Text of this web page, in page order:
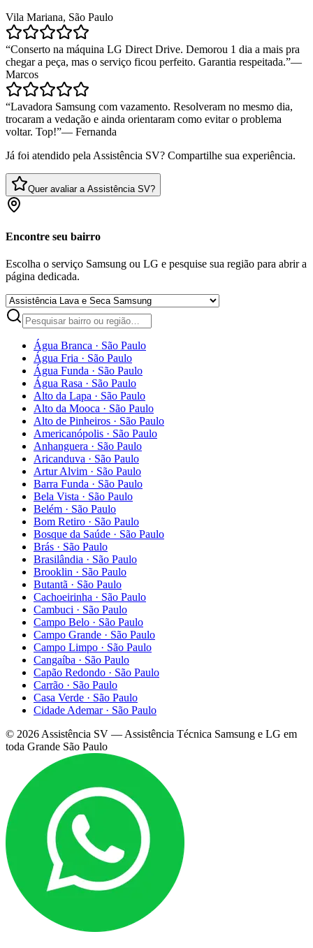
Vila Mariana, São Paulo
“Conserto na máquina LG Direct Drive. Demorou 1 dia a mais pra
chegar a peça, mas o serviço ficou perfeito. Garantia respeitada.”—
Marcos
“Lavadora Samsung com vazamento. Resolveram no mesmo dia,
trocaram a vedação e ainda orientaram como evitar o problema
voltar. Top!”— Fernanda
Já foi atendido pela Assistência SV? Compartilhe sua experiência.
Quer avaliar a Assistência SV?
Encontre seu bairro
Escolha o serviço Samsung ou LG e pesquise sua região para abrir a
página dedicada.
Água Branca · São Paulo
Água Fria · São Paulo
Água Funda · São Paulo
Água Rasa · São Paulo
Alto da Lapa · São Paulo
Alto da Mooca · São Paulo
Alto de Pinheiros · São Paulo
Americanópolis · São Paulo
Anhanguera · São Paulo
Aricanduva · São Paulo
Artur Alvim · São Paulo
Barra Funda · São Paulo
Bela Vista · São Paulo
Belém · São Paulo
Bom Retiro · São Paulo
Bosque da Saúde · São Paulo
Brás · São Paulo
Brasilândia · São Paulo
Brooklin · São Paulo
Butantã · São Paulo
Cachoeirinha · São Paulo
Cambuci · São Paulo
Campo Belo · São Paulo
Campo Grande · São Paulo
Campo Limpo · São Paulo
Cangaíba · São Paulo
Capão Redondo · São Paulo
Carrão · São Paulo
Casa Verde · São Paulo
Cidade Ademar· São Paulo
© 2026Assistência SV — Assistência Técnica Samsung e LG em
toda Grande São Paulo